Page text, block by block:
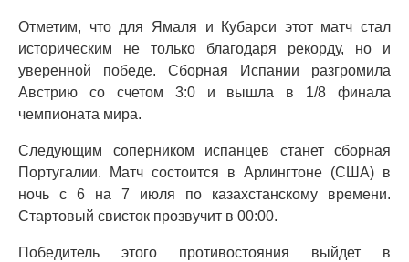
Отметим, что для Ямаля и Кубарси этот матч стал
историческим не только благодаря рекорду, но и
уверенной победе. Сборная Испании разгромила
Австрию со счетом 3:0 и вышла в 1/8 финала
чемпионата мира.
Следующим соперником испанцев станет сборная
Португалии. Матч состоится в Арлингтоне (США) в
ночь с 6 на 7 июля по казахстанскому времени.
Стартовый свисток прозвучит в 00:00.
Победитель этого противостояния выйдет в